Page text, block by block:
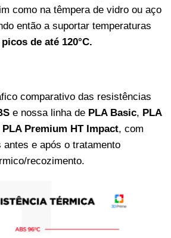
como na têmpera de vidro ou aço
então a suportar temperaturas
de até 120°C.
comparativo das resistências
e nossa linha de PLA Basic, PLA
PLA Premium HT Impact, com
antes e após o tratamento
recozimento.